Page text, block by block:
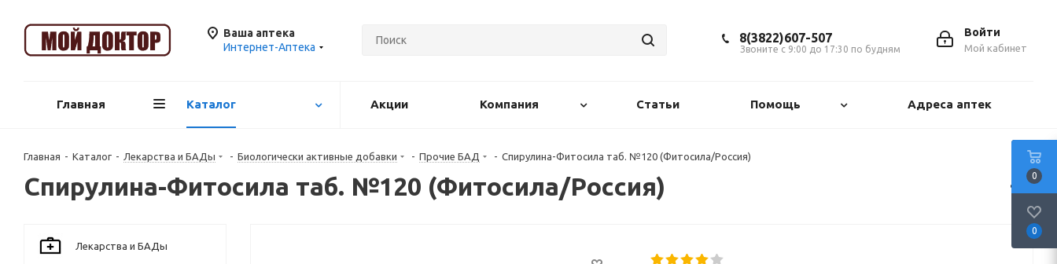
Ваша аптека
Интернет-Аптека
Войти
Мой кабинет
8(3822)607-507
Звоните с 9:00 до 17:30 по будням
Главная Каталог Акции Компания Статьи Помощь Адреса аптек
Главная - Каталог - Лекарства и БАДы - Биологически активные добавки - Прочие БАД - Спирулина-Фитосила таб. №120 (Фитосила/Россия)
Спирулина-Фитосила таб. №120 (Фитосила/Россия)
Лекарства и БАДы
0
0